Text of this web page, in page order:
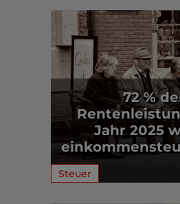
72 %
Jahr 2025
Steuer